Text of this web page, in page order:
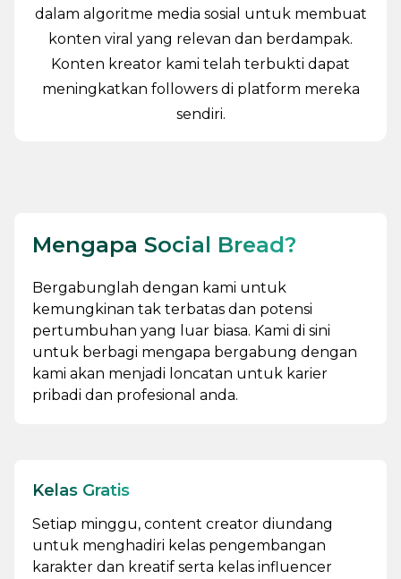
dalam algoritme media sosial untuk membuat
konten viral yang relevan dan berdampak.
Konten kreator kami telah terbukti dapat
meningkatkan followers di platform mereka
sendiri.
Mengapa Social Bread?
Bergabunglah dengan kami untuk
kemungkinan tak terbatas dan potensi
pertumbuhan yang luar biasa. Kami di sini
untuk berbagi mengapa bergabung dengan
kami akan menjadi loncatan untuk karier
pribadi dan profesional anda.
Kelas Gratis
Setiap minggu, content creator diundang
untuk menghadiri kelas pengembangan
karakter dan kreatif serta kelas influencer